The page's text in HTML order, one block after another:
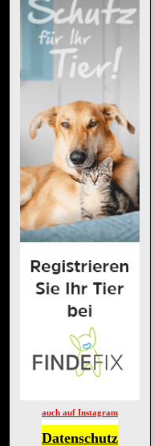
auch auf Instagram
Datenschutz